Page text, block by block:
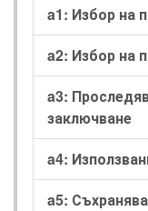
a1: Избор на
a2: Избор на
a3:
заключване
a4:
a5: